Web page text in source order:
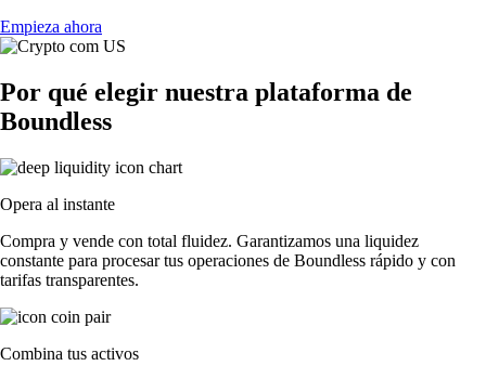
Empieza ahora
Por qué elegir nuestra plataforma de
Boundless
Opera al instante
Compra y vende con total fluidez. Garantizamos una liquidez
constante para procesar tus operaciones de Boundless rápido y con
tarifas transparentes.
Combina tus activos